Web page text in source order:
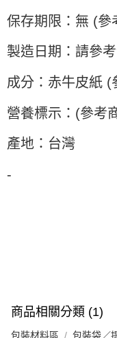
５．嚴禁一人註冊多個帳號
恩沛科技股份有限公司將
保存期限：無 (參
製造日期：請參
成分：赤牛皮紙 (
營養標示：(參考
產地：台灣
-
商品相關分類 (1)
包裝材料區 包裝袋／